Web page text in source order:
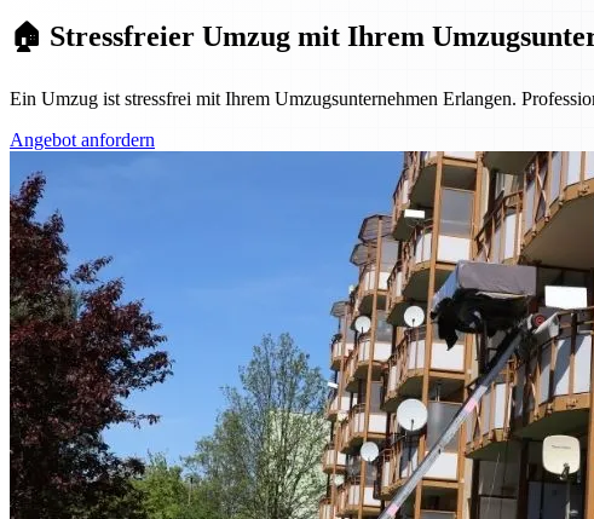
🏠 Stressfreier Umzug mit Ihrem
Ein Umzug ist stressfrei mit Ihrem Umzugsunternehmen Erlangen.
Angebot anfordern